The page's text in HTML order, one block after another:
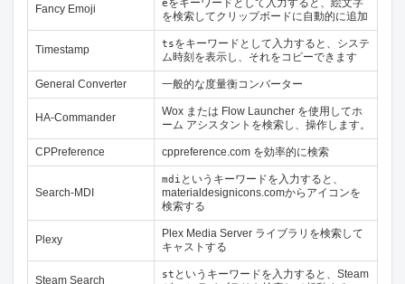
Fancy Emoji eをキーワードとして入力すると、絵文字
を検索してクリップボードに自動的に追加
Timestamp tsをキーワードとして入力すると、システ
ム時刻を表示し、それをコピーできます
General Converter 一般的な度量衡コンバーター
HA-Commander
Wox または Flow Launcher を使用してホ
ーム アシスタントを検索し、操作します。
CPPreference cppreference.com を効率的に検索
Search-MDI
mdi というキーワードを入力すると、
materialdesignicons.comからアイコンを
検索する
Plexy
Plex Media Server ライブラリを検索して
キャストする
Steam Search st というキーワードを入力すると、Steam